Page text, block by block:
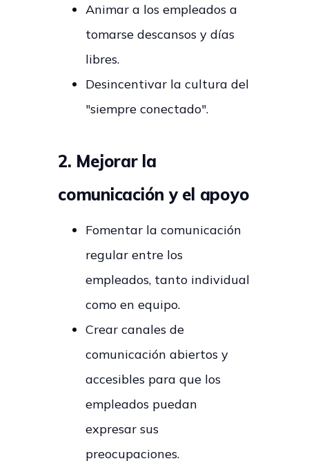
Animar a los empleados a
tomarse descansos y días
libres.
Desincentivar la cultura del
"siempre conectado".
2. Mejorar la
comunicación y el apoyo
Fomentar la comunicación
regular entre los
empleados, tanto individual
como en equipo.
Crear canales de
comunicación abiertos y
accesibles para que los
empleados puedan
expresar sus
preocupaciones.